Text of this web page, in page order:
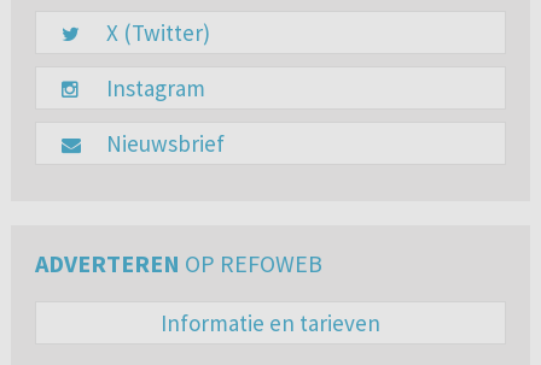
X (Twitter)
Instagram
Nieuwsbrief
ADVERTEREN OP REFOWEB
Informatie en tarieven